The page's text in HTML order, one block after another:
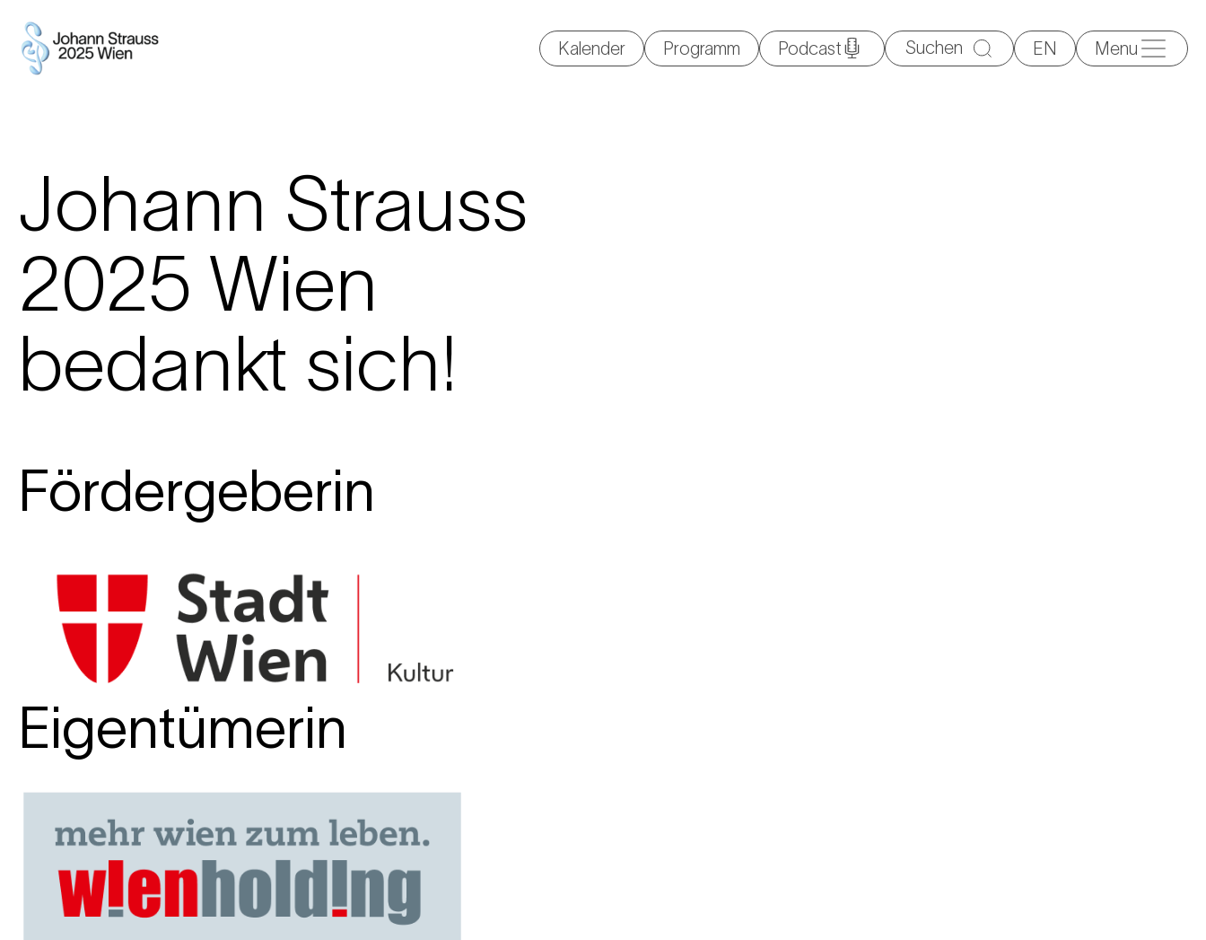
Kalender Programm Podcast
Suche
nach:
EN Menu
Johann Strauss
2025 Wien
bedankt sich!
Fördergeberin
Eigentümerin